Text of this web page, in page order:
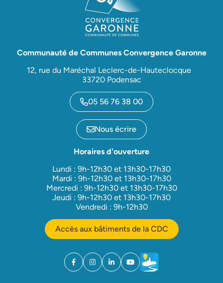
Communauté de Communes Convergence Garonne
12, rue du Maréchal Leclerc-de-Hauteclocque
33720 Podensac
05 56 76 38 00
Nous écrire
Horaires d'ouverture
Lundi : 9h-12h30 et 13h30-17h30
Mardi : 9h-12h30 et 13h30-17h30
Mercredi : 9h-12h30 et 13h30-17h30
Jeudi : 9h-12h30 et 13h30-17h30
Vendredi : 9h-12h30
Accès aux bâtiments de la CDC
Facebook
(ouverture dans un nouvel onglet)
Instagram
(ouverture dans un nouvel onglet)
Linkedin
(ouverture dans un nouvel onglet)
YouTube
(ouverture dans un nouvel
Météo
(ouverture dans un